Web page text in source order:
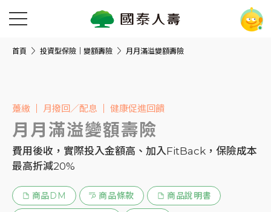
首頁 投資型保險｜變額壽險 月月滿溢變額壽險
躉繳 月撥回／配息 健康促進回饋
月月滿溢變額壽險
費用後收，實際投入金額高、加入FitBack，保險成本
最高折減20%
商品DM 商品條款 商品說明書